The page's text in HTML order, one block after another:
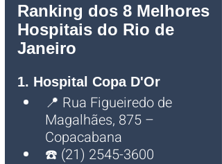
Ranking dos 8 Melhores
Hospitais do Rio de
Janeiro
1. Hospital Copa D'Or
📍 Rua Figueiredo de
Magalhães, 875 –
Copacabana
☎️ (21) 2545-3600